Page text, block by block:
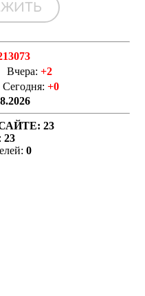
Вчера: +2
Сегодня: +0
23
23
0